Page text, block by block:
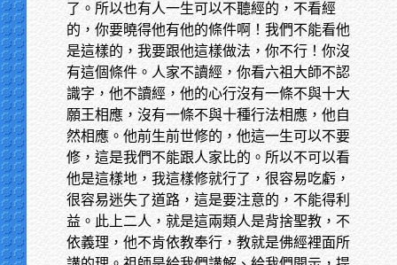
了。所以也有人一生可以不聽經的，不看經
的，你要曉得他有他的條件啊！我們不能看他
是這樣的，我要跟他這樣做法，你不行！你沒
有這個條件。人家不讀經，你看六祖大師不認
識字，他不讀經，他的心行沒有一條不與十大
願王相應，沒有一條不與十種行法相應，他自
然相應。他前生前世修的，他這一生可以不要
修，這是我們不能跟人家比的。所以不可以看
他是這樣地，我這樣修就行了，很容易吃虧，
很容易迷失了道路，這是要注意的，不能得利
益。此上二人，就是這兩類人是背捨聖教，不
依義理，他不肯依教奉行，教就是佛經裡面所